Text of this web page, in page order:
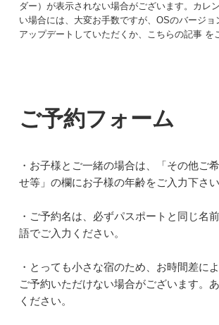
ダー）が表示されない場合がございます。カレ
い場合には、大変お手数ですが、OSのバージョ
アップデートしていただくか、 こちらの記事 を
ご予約フォーム
・お子様とご一緒の場合は、「その他ご
せ等」の欄にお子様の年齢をご入力下さい
・ご予約名は、必ずパスポートと同じ名
語でご入力ください。
・とっても小さな宿のため、お時間差に
ご予約いただけない場合がございます。
ください。